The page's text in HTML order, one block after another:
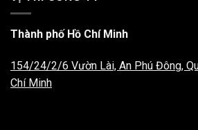
Thành phố Hồ Chí Minh
154/24/2/6 Vườn Lài, An Phú Đông,
Chí Minh